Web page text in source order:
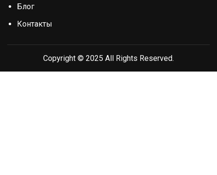
Блог
Контакты
Copyright © 2025 All Rights Reserved.